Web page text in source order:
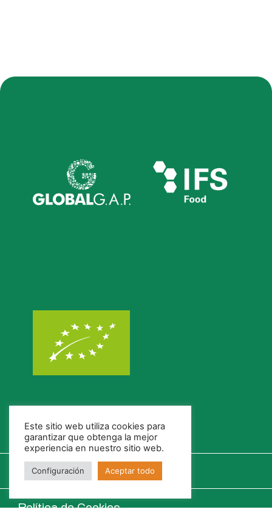
Política de Cookies
Este sitio web utiliza cookies para
garantizar que obtenga la mejor
experiencia en nuestro sitio web.
Configuración Aceptar todo